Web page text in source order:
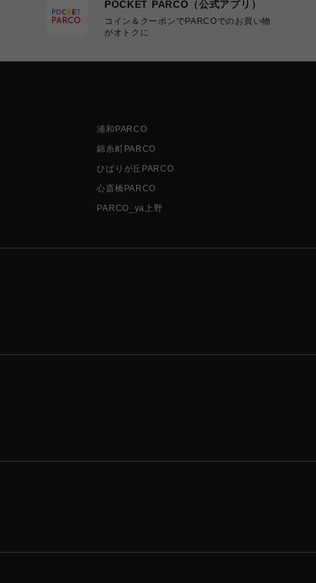
POCKET PARCO（公式アプリ）
コイン＆クーポンでPARCOでのお買い物
がオトクに
浦和PARCO
錦糸町PARCO
ひばりが丘PARCO
心斎橋PARCO
PARCO_ya上野